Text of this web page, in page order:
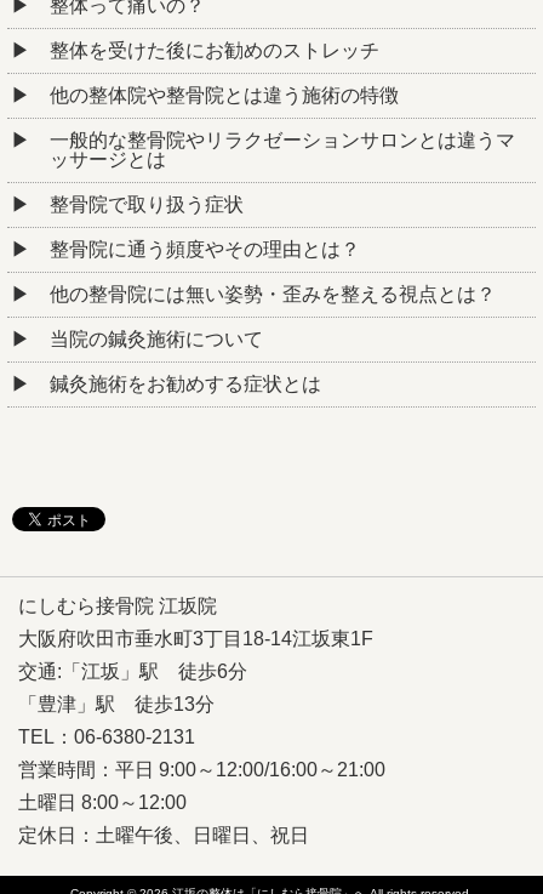
整体って痛いの？
整体を受けた後にお勧めのストレッチ
他の整体院や整骨院とは違う施術の特徴
一般的な整骨院やリラクゼーションサロンとは違うマ
ッサージとは
整骨院で取り扱う症状
整骨院に通う頻度やその理由とは？
他の整骨院には無い姿勢・歪みを整える視点とは？
当院の鍼灸施術について
鍼灸施術をお勧めする症状とは
にしむら接骨院 江坂院
大阪府吹田市垂水町3丁目18-14江坂東1F
交通:「江坂」駅 徒歩6分
「豊津」駅 徒歩13分
TEL：06-6380-2131
営業時間：平日 9:00～12:00/16:00～21:00
土曜日 8:00～12:00
定休日：土曜午後、日曜日、祝日